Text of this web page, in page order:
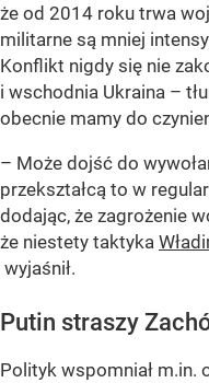
że od 2014 roku trwa
militarne są mniej
Konflikt nigdy się nie
i wschodnia Ukraina –
obecnie mamy do
– Może dojść do
przekształcą to w
dodając, że zagrożenie
że niestety taktyka
wyjaśnił.
Putin straszy
Polityk wspomniał m.in.